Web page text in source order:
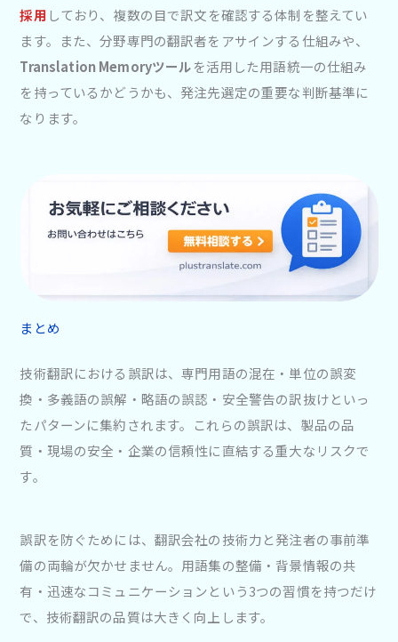
採用しており、複数の目で訳文を確認する体制を整えてい
ます。また、分野専門の翻訳者をアサインする仕組みや、
Translation Memoryツールを活用した用語統一の仕組み
を持っているかどうかも、発注先選定の重要な判断基準に
なります。
まとめ
技術翻訳における誤訳は、専門用語の混在・単位の誤変
換・多義語の誤解・略語の誤認・安全警告の訳抜けといっ
たパターンに集約されます。これらの誤訳は、製品の品
質・現場の安全・企業の信頼性に直結する重大なリスクで
す。
誤訳を防ぐためには、翻訳会社の技術力と発注者の事前準
備の両輪が欠かせません。用語集の整備・背景情報の共
有・迅速なコミュニケーションという3つの習慣を持つだけ
で、技術翻訳の品質は大きく向上します。